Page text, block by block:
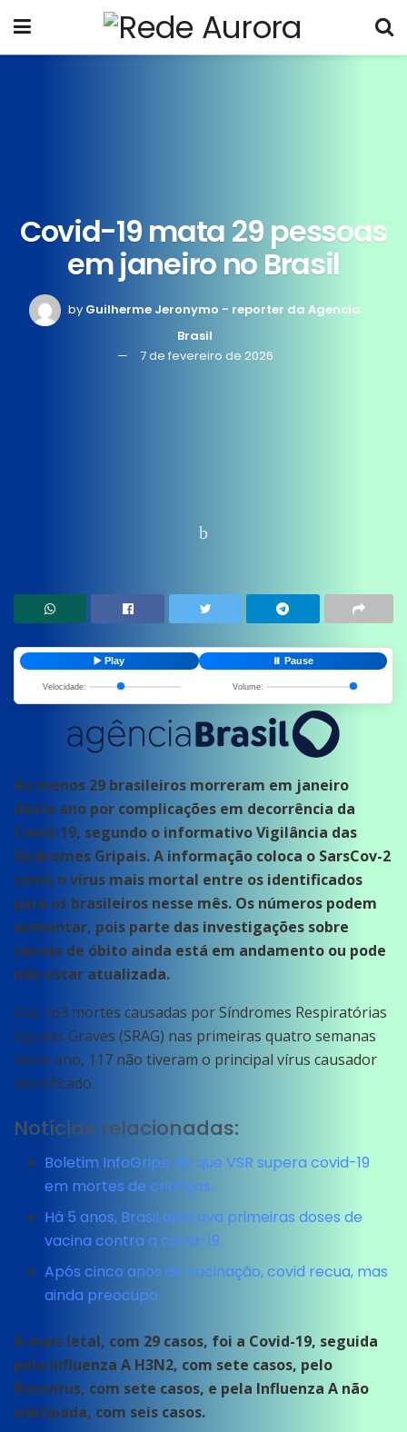
Covid-19 mata 29 pessoas
em janeiro no Brasil
by Guilherme Jeronymo - reporter da Agencia
Brasil
7 de fevereiro de 2026
▶️ Play ⏸️ Pause
Velocidade: Volume:
Ao menos 29 brasileiros morreram em janeiro
deste ano por complicações em decorrência da
Covid-19, segundo o informativo Vigilância das
Síndromes Gripais. A informação coloca o SarsCov-2
como o vírus mais mortal entre os identificados
para os brasileiros nesse mês. Os números podem
aumentar, pois parte das investigações sobre
causas de óbito ainda está em andamento ou pode
não estar atualizada.
Das 163 mortes causadas por Síndromes Respiratórias
Agudas Graves (SRAG) nas primeiras quatro semanas
deste ano, 117 não tiveram o principal vírus causador
identificado.
Notícias relacionadas:
Boletim InfoGripe diz que VSR supera covid-19
em mortes de crianças.
Há 5 anos, Brasil aplicava primeiras doses de
vacina contra a covid-19.
Após cinco anos de vacinação, covid recua, mas
ainda preocupa .
A mais letal, com 29 casos, foi a Covid-19, seguida
pela Influenza A H3N2, com sete casos, pelo
Rinovírus, com sete casos, e pela Influenza A não
subtipada, com seis casos.